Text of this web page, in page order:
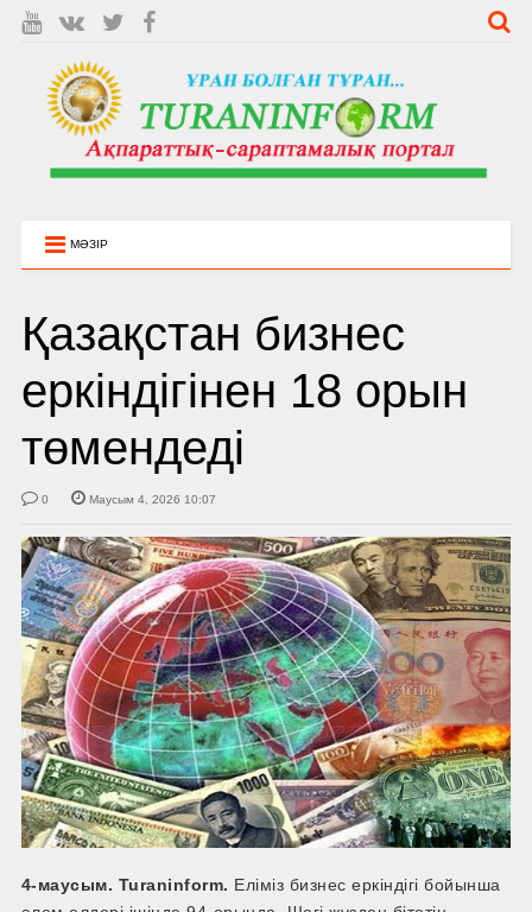
МӘЗІР
Қазақстан бизнес
еркіндігінен 18 орын
төмендеді
0 Маусым 4, 2026 10:07
4-маусым. Turaninform. Еліміз бизнес еркіндігі бойынша